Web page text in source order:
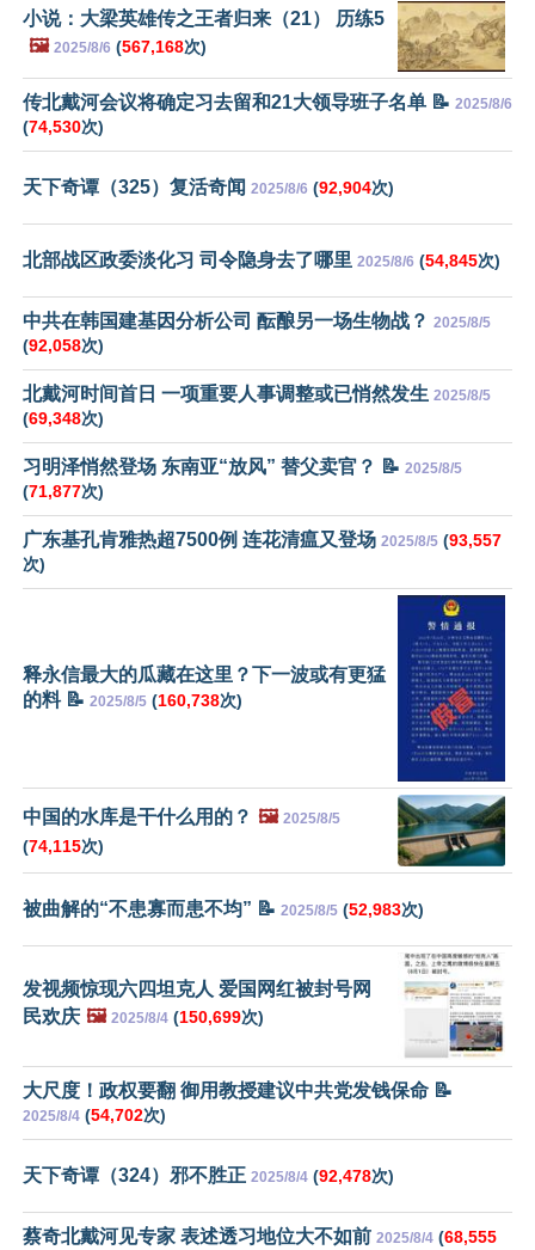
小说：大梁英雄传之王者归来（21） 历练5
🖼️ 2025/8/6 (567,168次)
传北戴河会议将确定习去留和21大领导班子名单 📝 2025/8/6
(74,530次)
天下奇谭（325）复活奇闻 2025/8/6 (92,904次)
北部战区政委淡化习 司令隐身去了哪里 2025/8/6 (54,845次)
中共在韩国建基因分析公司 酝酿另一场生物战？ 2025/8/5
(92,058次)
北戴河时间首日 一项重要人事调整或已悄然发生 2025/8/5
(69,348次)
习明泽悄然登场 东南亚“放风” 替父卖官？ 📝 2025/8/5
(71,877次)
广东基孔肯雅热超7500例 连花清瘟又登场 2025/8/5 (93,557
次)
释永信最大的瓜藏在这里？下一波或有更猛
的料 📝 2025/8/5 (160,738次)
中国的水库是干什么用的？ 🖼️ 2025/8/5
(74,115次)
被曲解的“不患寡而患不均” 📝 2025/8/5 (52,983次)
发视频惊现六四坦克人 爱国网红被封号网
民欢庆 🖼️ 2025/8/4 (150,699次)
大尺度！政权要翻 御用教授建议中共党发钱保命 📝
2025/8/4 (54,702次)
天下奇谭（324）邪不胜正 2025/8/4 (92,478次)
蔡奇北戴河见专家 表述透习地位大不如前 2025/8/4 (68,555